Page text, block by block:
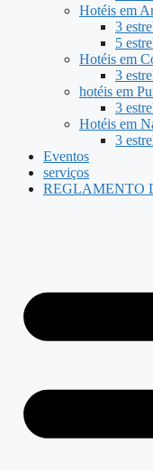
Hotéis em
3
5
Hotéis em
3
hotéis em
3
Hotéis em
3
Eventos
serviços
REGLAMENTO